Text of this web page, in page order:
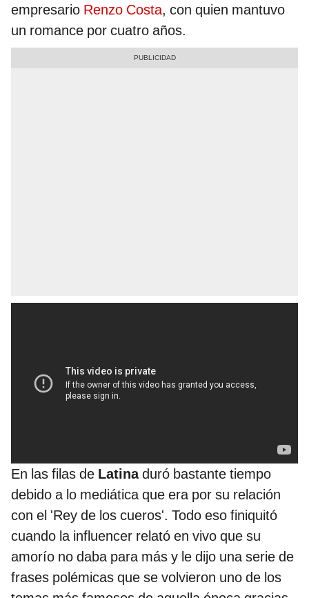
empresario Renzo Costa, con quien mantuvo
un romance por cuatro años.
En las filas de Latinaduró bastante tiempo
debido a lo mediática que era por su relación
con el 'Rey de los cueros'. Todo eso finiquitó
cuando la influencer relató en vivo que su
amorío no daba para más y le dijo una serie de
frases polémicas que se volvieron uno de los